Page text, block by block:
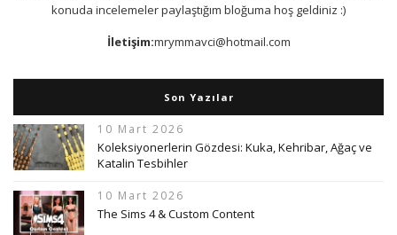
konuda incelemeler paylaştığım bloğuma hoş geldiniz :)
İletişim:mrymmavci@hotmail.com
Son Yazılar
10 Mart 2026
Koleksiyonerlerin Gözdesi: Kuka, Kehribar, Ağaç ve
Katalin Tesbihler
10 Mart 2026
The Sims 4 & Custom Content